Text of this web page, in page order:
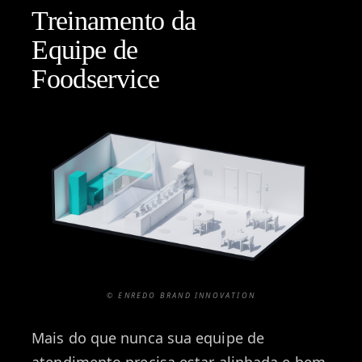
Treinamento da
Equipe de
Foodservice
© ENREDO BRAND INNOVATION
Mais do que nunca sua equipe de